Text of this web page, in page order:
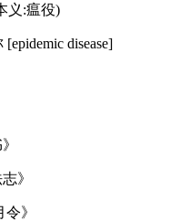
义:瘟役)
disease]
》
》